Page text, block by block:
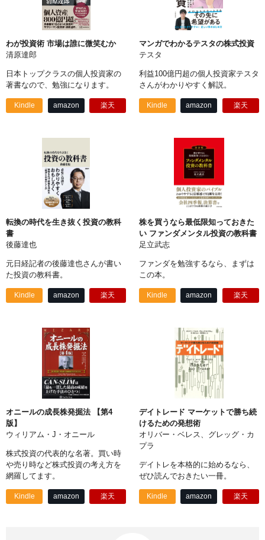
わが投資術 市場は誰に微笑むか
清原達郎
日本トップクラスの個人投資家の
著書なので、勉強になります。
Kindle amazon 楽天
マンガでわかるテスタの株式投資
テスタ
利益100億円超の個人投資家テスタ
さんがわかりやすく解説。
Kindle amazon 楽天
転換の時代を生き抜く投資の教科
書
後藤達也
元日経記者の後藤達也さんが書い
た投資の教科書。
Kindle amazon 楽天
株を買うなら最低限知っておきた
い ファンダメンタル投資の教科書
足立武志
ファンダを勉強するなら、まずは
この本。
Kindle amazon 楽天
オニールの成長株発掘法 【第4
版】
ウィリアム・J・オニール
株式投資の代表的な名著。買い時
や売り時など株式投資の考え方を
網羅してます。
Kindle amazon 楽天
デイトレード マーケットで勝ち続
けるための発想術
オリバー・ベレス、グレッグ・カ
プラ
デイトレを本格的に始めるなら、
ぜひ読んでおきたい一冊。
Kindle amazon 楽天